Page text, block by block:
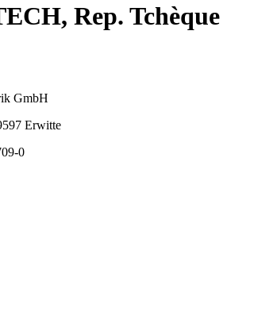
Rep. Tchèque
GmbH
Erwitte
0